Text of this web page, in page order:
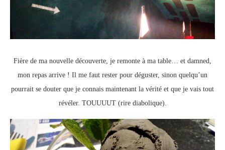
Fière de ma nouvelle découverte, je remonte à ma table… et damned,
mon repas arrive ! Il me faut rester pour déguster, sinon quelqu’un
pourrait se douter que je connais maintenant la vérité et que je vais tout
révéler. TOUUUUT (rire diabolique).